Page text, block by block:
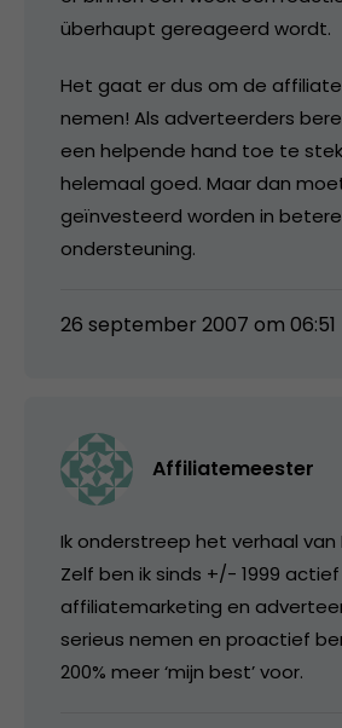
überhaupt gereageerd wordt.
Het gaat er dus om de
nemen! Als adverteerders
een helpende hand toe te
helemaal goed. Maar dan
geïnvesteerd worden in
ondersteuning.
26 september 2007 om 06:51
Affiliatemeester
Ik onderstreep het verhaal van
Zelf ben ik sinds +/- 1999 actief
affiliatemarketing en
serieus nemen en proactief
200% meer ‘mijn best’ voor.